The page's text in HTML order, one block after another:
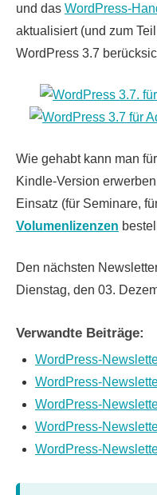
und das WordPress-
aktualisiert (und zum
WordPress 3.7
Wie gehabt kann man
Kindle-Version
Einsatz (für Seminare,
Volumenlizenzen
Den nächsten
Dienstag, den 03.
Verwandte Beiträge:
WordPress-
WordPress-
WordPress-
WordPress-
WordPress-